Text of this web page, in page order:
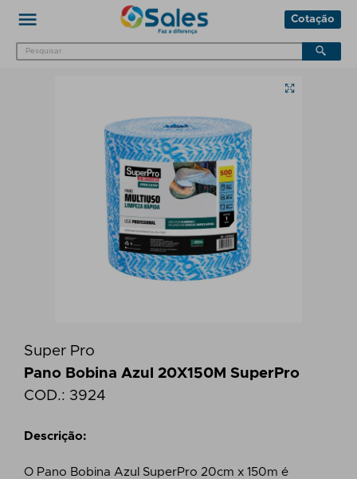
Cotação
Super Pro
Pano Bobina Azul 20X150M SuperPro
COD.: 3924
Descrição:
O Pano Bobina Azul SuperPro 20cm x 150m é